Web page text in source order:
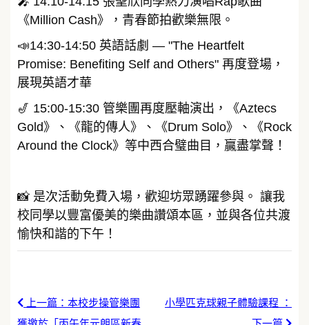
《Million Cash》，青春節拍歡樂無限。
📣14:30-14:50 英語話劇 — "The Heartfelt
Promise: Benefiting Self and Others" 再度登場，
展現英語才華
🎷 15:00-15:30 管樂團再度壓軸演出，《Aztecs
Gold》、《龍的傳人》、《Drum Solo》、《Rock
Around the Clock》等中西合璧曲目，贏盡掌聲！
📸 是次活動免費入場，歡迎坊眾踴躍參與。 讓我
校同學以豐富優美的樂曲讚頌本區，並與各位共渡
愉快和諧的下午！
上一篇：本校步操管樂團
小學匹克球親子體驗課程 ：